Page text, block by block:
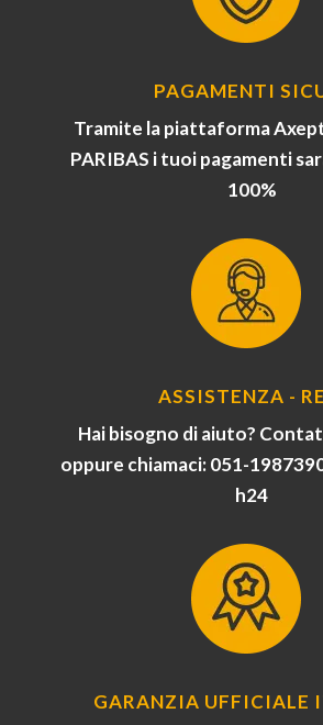
PAGAMENTI
Tramite la piattaforma
PARIBAS i tuoi pagamenti
100%
ASSISTENZA -
Hai bisogno di aiuto?
oppure chiamaci: 051-
h24
GARANZIA UFFICIALE